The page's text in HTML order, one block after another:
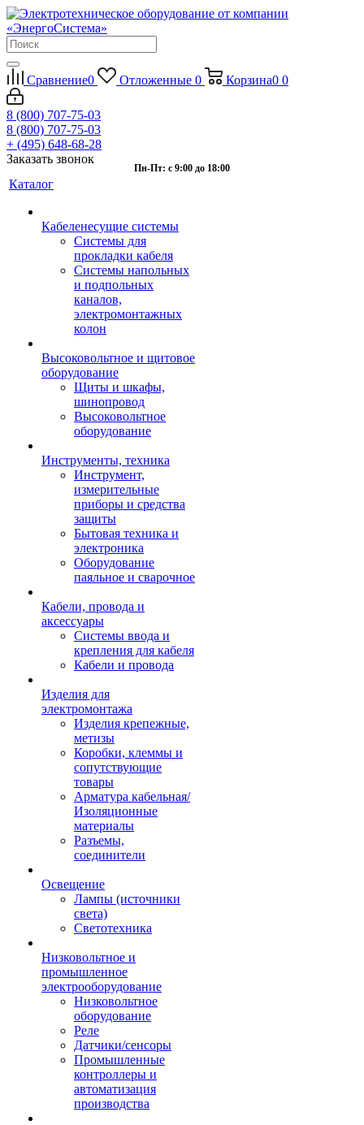
Сравнение0 Отложенные 0 Корзина0 0
8 (800) 707-75-03
8 (800) 707-75-03
+ (495) 648-68-28
Заказать звонок
Пн-Пт: с 9:00 до 18:00
Каталог
Кабеленесущие системы
Системы для
прокладки кабеля
Системы напольных
и подпольных
каналов,
электромонтажных
колон
Высоковольтное и щитовое
оборудование
Щиты и шкафы,
шинопровод
Высоковольтное
оборудование
Инструменты, техника
Инструмент,
измерительные
приборы и средства
защиты
Бытовая техника и
электроника
Оборудование
паяльное и сварочное
Кабели, провода и
аксессуары
Системы ввода и
крепления для кабеля
Кабели и провода
Изделия для
электромонтажа
Изделия крепежные,
метизы
Коробки, клеммы и
сопутствующие
товары
Арматура кабельная/
Изоляционные
материалы
Разъемы,
соединители
Освещение
Лампы (источники
света)
Светотехника
Низковольтное и
промышленное
электрооборудование
Низковольтное
оборудование
Реле
Датчики/сенсоры
Промышленные
контроллеры и
автоматизация
производства